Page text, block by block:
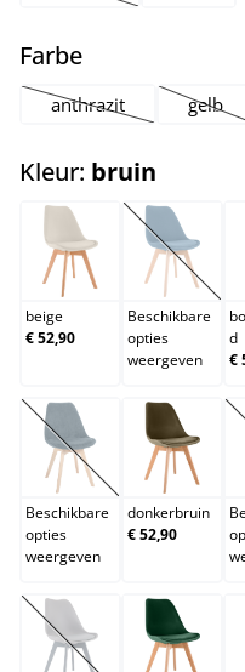
Farbeselect
anthrazit
(Deze optie is
gelb
Kleur: bruin
beige
beige
€ 52,90
blauw
(Deze
Beschikbare
opties
weergeven
d
€
donkerblauw
(Deze optie is
Beschikbare
opties
weergeven
donkerbruin
€ 52,90
grijs/grijs
(Deze optie isgroen